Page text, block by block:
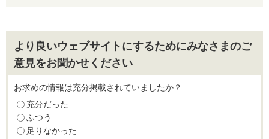
より良いウェブサイトにするためにみなさまのご
意見をお聞かせください
お求めの情報は充分掲載されていましたか？
充分だった
ふつう
足りなかった